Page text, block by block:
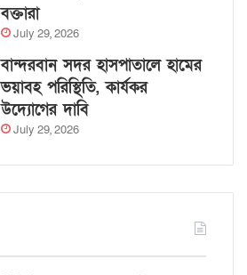
বক্তারা
July 29, 2026
বান্দরবান সদর হাসপাতালে হামের
ভয়াবহ পরিস্থিতি, কার্যকর
উদ্যোগের দাবি
July 29, 2026